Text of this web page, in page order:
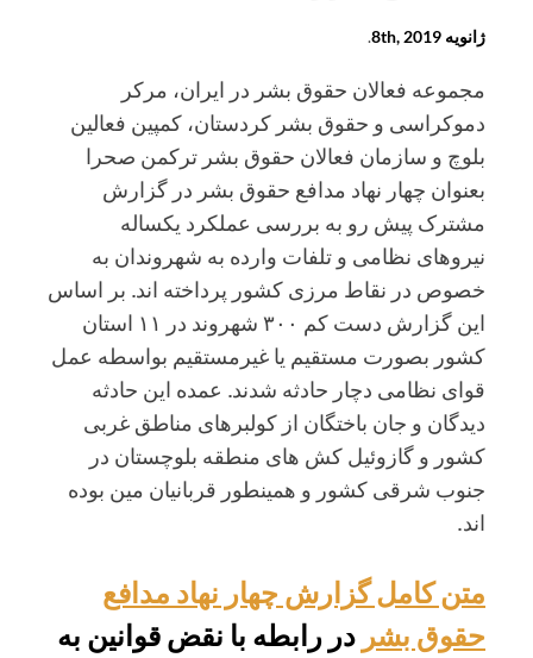
ژانویه 8th, 2019 .
مجموعه فعالان حقوق بشر در ایران، مرکر
دموکراسی و حقوق بشر کردستان، کمپین فعالین
بلوچ و سازمان فعالان حقوق بشر ترکمن صحرا
بعنوان چهار نهاد مدافع حقوق بشر در گزارش
مشترک پیش رو به بررسی عملکرد یکساله
نیروهای نظامی و تلفات وارده به شهروندان به
خصوص در نقاط مرزی کشور پرداخته اند. بر اساس
این گزارش دست کم ۳۰۰ شهروند در ۱۱ استان
کشور بصورت مستقیم یا غیرمستقیم بواسطه عمل
قوای نظامی دچار حادثه شدند. عمده این حادثه
دیدگان و جان باختگان از کولبرهای مناطق غربی
کشور و گازوئیل کش های منطقه بلوچستان در
جنوب شرقی کشور و همینطور قربانیان مین بوده
اند.
متن کامل گزارش چهار نهاد مدافع
حقوق بشر در رابطه با نقض قوانین به